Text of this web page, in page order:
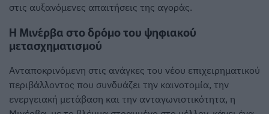
στις αυξανόμενες απαιτήσεις της αγοράς.
Η Μινέρβα στο δρόμο του ψηφιακού
μετασχηματισμού
Ανταποκρινόμενη στις ανάγκες του νέου επιχειρηματικού
περιβάλλοντος που συνδυάζει την καινοτομία, την
ενεργειακή μετάβαση και την ανταγωνιστικότητα, η